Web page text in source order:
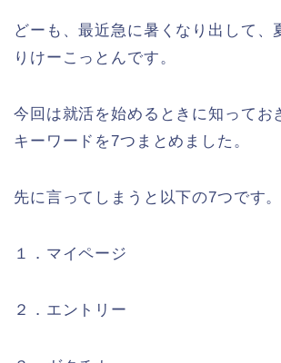
どーも、最近急に暑くなり出して、
りけーこっとんです。
今回は就活を始めるときに知ってお
キーワードを7つまとめました。
先に言ってしまうと以下の7つです。
１．マイページ
２．エントリー